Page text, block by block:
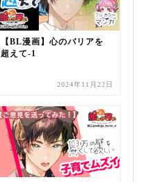
【BL漫画】心のバリアを
超えて-1
2024年11月22日